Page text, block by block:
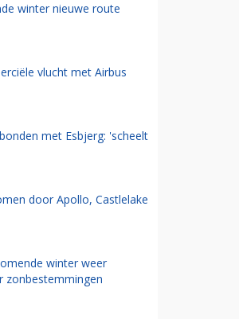
winter nieuwe route
vlucht met Airbus
met Esbjerg: 'scheelt
door Apollo, Castlelake
winter weer
zonbestemmingen